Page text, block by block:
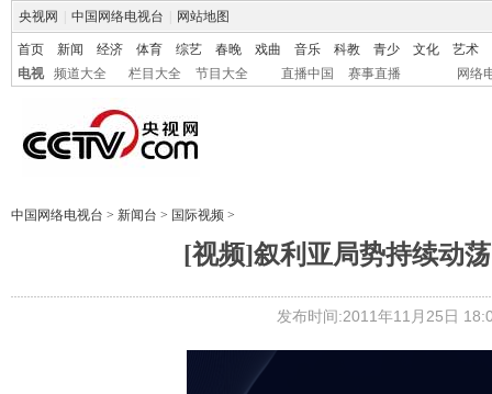
央视网 中国网络电视台 网站地图
首页 新闻 经济 体育 综艺 春晚 戏曲 音乐 科教 青少 文化
艺术
电视
频道大全 栏目大全 节目大全 直播中国 赛事直播 网络
中国网络电视台 > 新闻台 > 国际视频 >
[视频]叙利亚局势持续动
发布时间:2011年11月25日